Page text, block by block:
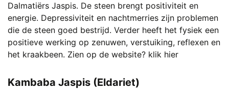
Dalmatiërs Jaspis. De steen brengt positiviteit en
energie. Depressiviteit en nachtmerries zijn problemen
die de steen goed bestrijd. Verder heeft het fysiek een
positieve werking op zenuwen, verstuiking, reflexen en
het kraakbeen. Zien op de website? klik hier
Kambaba Jaspis (Eldariet)